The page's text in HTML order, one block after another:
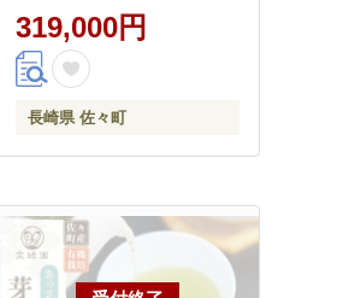
319,000円
長崎県 佐々町